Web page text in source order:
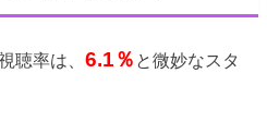
聴率は、6.1％ と微妙なスタ